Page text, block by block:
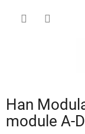
Han
module A-